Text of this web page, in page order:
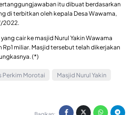
itu dibuat berdasarkan
di terbitkan oleh kepala Desa Wawama,
2022.
cair ke masjid Nurul Yakin Wawama
miliar. Masjid tersebut telah dikerjakan
(*)
Perkim Morotai
Masjid Nurul Yakin
Bagikan: